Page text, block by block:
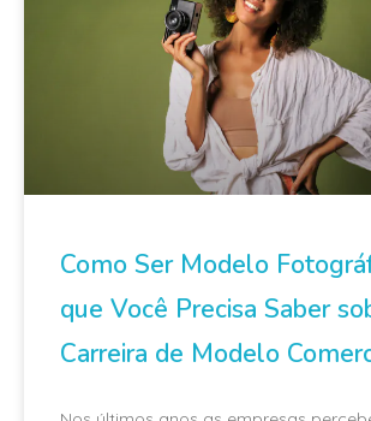
Como Ser Modelo
que Você Precisa Saber
Carreira de Modelo